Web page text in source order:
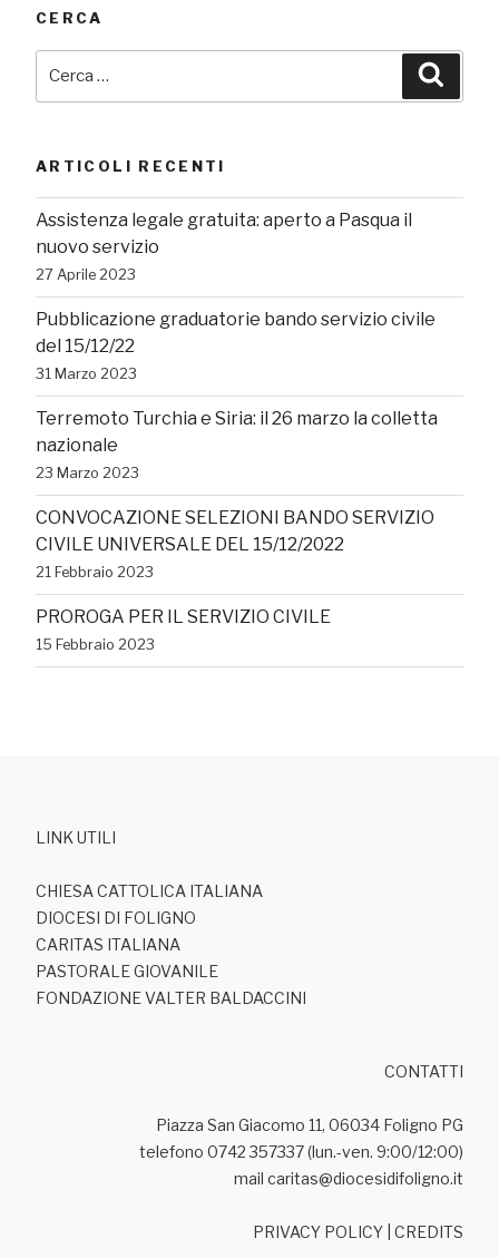
CERCA
ARTICOLI RECENTI
Assistenza legale gratuita: aperto a Pasqua il
nuovo servizio
27 Aprile 2023
Pubblicazione graduatorie bando servizio civile
del 15/12/22
31 Marzo 2023
Terremoto Turchia e Siria: il 26 marzo la colletta
nazionale
23 Marzo 2023
CONVOCAZIONE SELEZIONI BANDO SERVIZIO
CIVILE UNIVERSALE DEL 15/12/2022
21 Febbraio 2023
PROROGA PER IL SERVIZIO CIVILE
15 Febbraio 2023
LINK UTILI
CHIESA CATTOLICA ITALIANA
DIOCESI DI FOLIGNO
CARITAS ITALIANA
PASTORALE GIOVANILE
FONDAZIONE VALTER BALDACCINI
CONTATTI
Piazza San Giacomo 11, 06034 Foligno PG
telefono 0742 357337 (lun.-ven. 9:00/12:00)
mail caritas@diocesidifoligno.it
PRIVACY POLICY CREDITS